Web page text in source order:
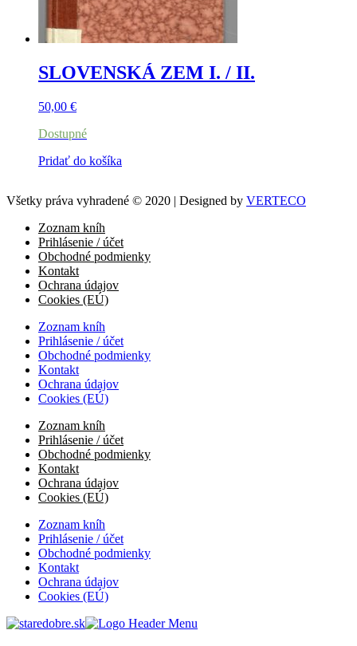
SLOVENSKÁ ZEM I. / II.
50,00 €
Dostupné
Pridať do košíka
Všetky práva vyhradené © 2020 | Designed by VERTECO
Zoznam kníh
Prihlásenie / účet
Obchodné podmienky
Kontakt
Ochrana údajov
Cookies (EÚ)
Zoznam kníh
Prihlásenie / účet
Obchodné podmienky
Kontakt
Ochrana údajov
Cookies (EÚ)
Zoznam kníh
Prihlásenie / účet
Obchodné podmienky
Kontakt
Ochrana údajov
Cookies (EÚ)
Zoznam kníh
Prihlásenie / účet
Obchodné podmienky
Kontakt
Ochrana údajov
Cookies (EÚ)